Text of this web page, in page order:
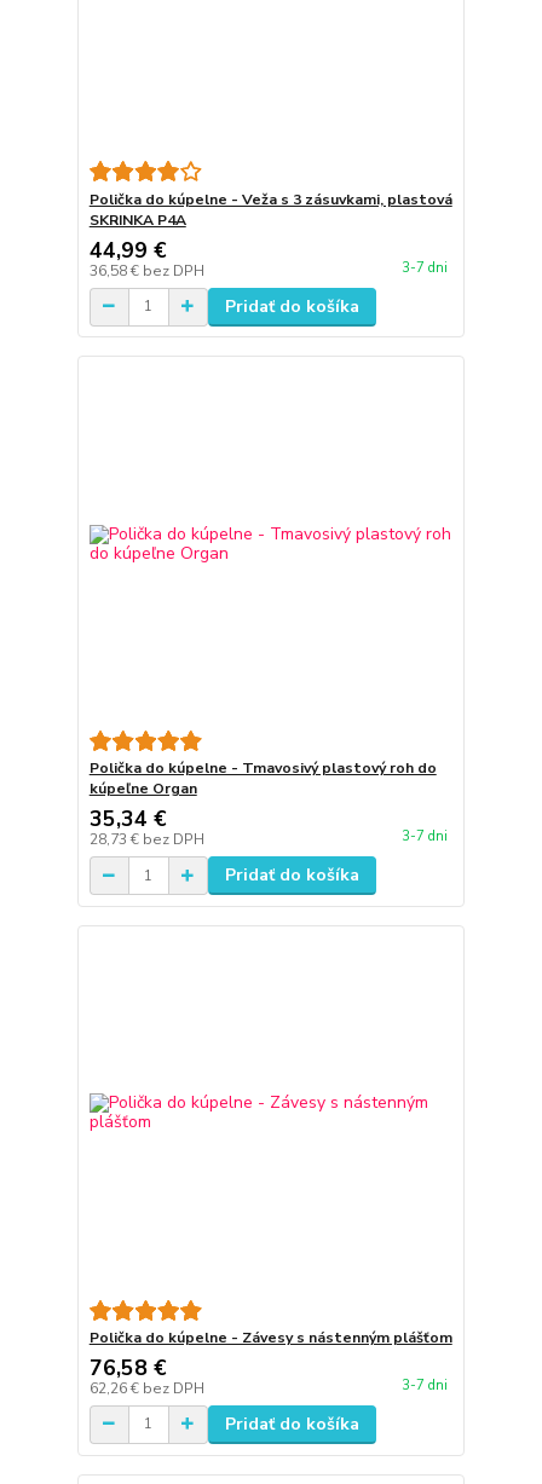
Polička do kúpelne - Veža s 3 zásuvkami, plastová
SKRINKA P4A
44,99 €
36,58 € bez DPH 3-7 dni
Pridať do košíka
Polička do kúpelne - Tmavosivý plastový roh do
kúpeľne Organ
35,34 €
28,73 € bez DPH 3-7 dni
Pridať do košíka
Polička do kúpelne - Závesy s nástenným plášťom
76,58 €
62,26 € bez DPH 3-7 dni
Pridať do košíka